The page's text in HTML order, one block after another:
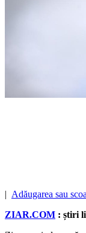
| Adăugarea sau
ZIAR.COM : știri